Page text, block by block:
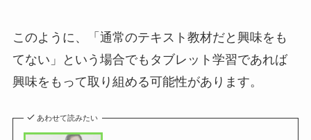
このように、「通常のテキスト教材だと興味をも
てない」という場合でもタブレット学習であれば
興味をもって取り組める可能性があります。
あわせて読みたい